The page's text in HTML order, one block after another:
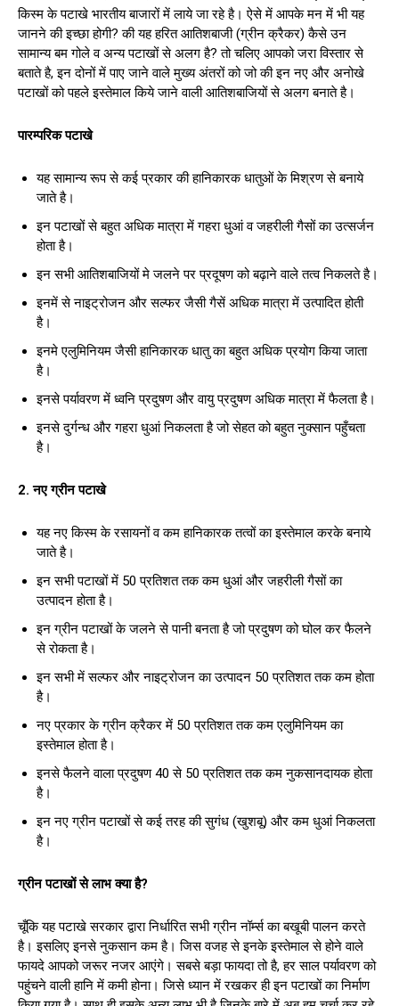
किस्म के पटाखे भारतीय बाजारों में लाये जा रहे है। ऐसे में आपके मन में भी यह
जानने की इच्छा होगी? की यह हरित आतिशबाजी (ग्रीन क्रैकर) कैसे उन
सामान्य बम गोले व अन्य पटाखों से अलग है? तो चलिए आपको जरा विस्तार से
बताते है, इन दोनों में पाए जाने वाले मुख्य अंतरों को जो की इन नए और अनोखे
पटाखों को पहले इस्तेमाल किये जाने वाली आतिशबाजियों से अलग बनाते है।
पारम्परिक पटाखे
यह सामान्य रूप से कई प्रकार की हानिकारक धातुओं के मिश्रण से बनाये
जाते है।
इन पटाखों से बहुत अधिक मात्रा में गहरा धुआं व जहरीली गैसों का उत्सर्जन
होता है।
इन सभी आतिशबाजियों मे जलने पर प्रदूषण को बढ़ाने वाले तत्व निकलते है।
इनमें से नाइट्रोजन और सल्फर जैसी गैसें अधिक मात्रा में उत्पादित होती
है।
इनमे एलुमिनियम जैसी हानिकारक धातु का बहुत अधिक प्रयोग किया जाता
है।
इनसे पर्यावरण में ध्वनि प्रदुषण और वायु प्रदुषण अधिक मात्रा में फैलता है।
इनसे दुर्गन्ध और गहरा धुआं निकलता है जो सेहत को बहुत नुक्सान पहुँचता
है।
2. नए ग्रीन पटाखे
यह नए किस्म के रसायनों व कम हानिकारक तत्वों का इस्तेमाल करके बनाये
जाते है।
इन सभी पटाखों में 50 प्रतिशत तक कम धुआं और जहरीली गैसों का
उत्पादन होता है।
इन ग्रीन पटाखों के जलने से पानी बनता है जो प्रदुषण को घोल कर फैलने
से रोकता है।
इन सभी में सल्फर और नाइट्रोजन का उत्पादन 50 प्रतिशत तक कम होता
है।
नए प्रकार के ग्रीन क्रैकर में 50 प्रतिशत तक कम एलुमिनियम का
इस्तेमाल होता है।
इनसे फैलने वाला प्रदुषण 40 से 50 प्रतिशत तक कम नुकसानदायक होता
है।
इन नए ग्रीन पटाखों से कई तरह की सुगंध (खुशबू) और कम धुआं निकलता
है।
ग्रीन पटाखों से लाभ क्या है?
चूँकि यह पटाखे सरकार द्वारा निर्धारित सभी ग्रीन नॉर्म्स का बखूबी पालन करते
है। इसलिए इनसे नुकसान कम है। जिस वजह से इनके इस्तेमाल से होने वाले
फायदे आपको जरूर नजर आएंगे। सबसे बड़ा फायदा तो है, हर साल पर्यावरण को
पहुंचने वाली हानि में कमी होना। जिसे ध्यान में रखकर ही इन पटाखों का निर्माण